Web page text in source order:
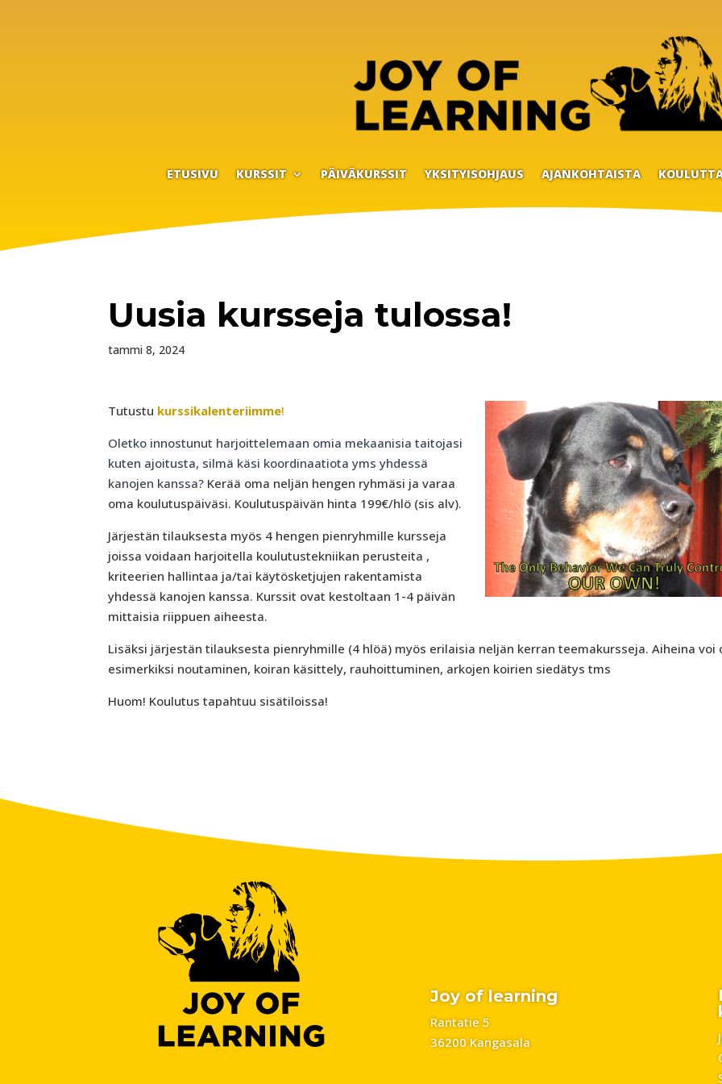
ETUSIVU KURSSIT PÄIVÄKURSSIT YKSITYISOHJAUS AJANKOHTAISTA
Uusia kursseja tulossa!
tammi 8, 2024
Tutustu kurssikalenteriimme!
Oletko innostunut harjoittelemaan omia mekaanisia taitojasi
kuten ajoitusta, silmä käsi koordinaatiota yms yhdessä
kanojen kanssa? Kerää oma neljän hengen ryhmäsi ja varaa
oma koulutuspäiväsi. Koulutuspäivän hinta 199€/hlö (sis alv).
Järjestän tilauksesta myös 4 hengen pienryhmille kursseja
joissa voidaan harjoitella koulutustekniikan perusteita ,
kriteerien hallintaa ja/tai käytösketjujen rakentamista
yhdessä kanojen kanssa. Kurssit ovat kestoltaan 1-4 päivän
mittaisia riippuen aiheesta.
Lisäksi järjestän tilauksesta pienryhmille (4 hlöä) myös erilaisia neljän kerran teemakursseja. Aiheina voi
esimerkiksi noutaminen, koiran käsittely, rauhoittuminen, arkojen koirien siedätys tms
Huom! Koulutus tapahtuu sisätiloissa!
Joy of learning
Rantatie 5
36200 Kangasala